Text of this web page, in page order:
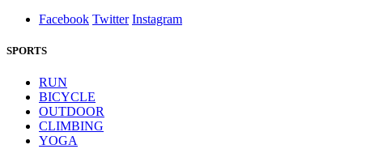
Facebook Twitter Instagram
SPORTS
RUN
BICYCLE
OUTDOOR
CLIMBING
YOGA